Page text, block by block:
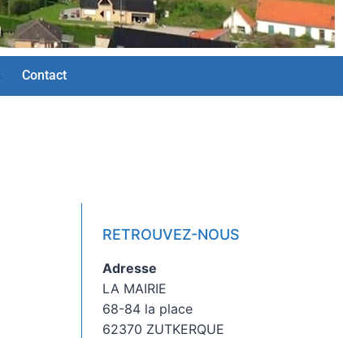
Contact
RETROUVEZ-NOUS
Adresse
LA MAIRIE
68-84 la place
62370 ZUTKERQUE